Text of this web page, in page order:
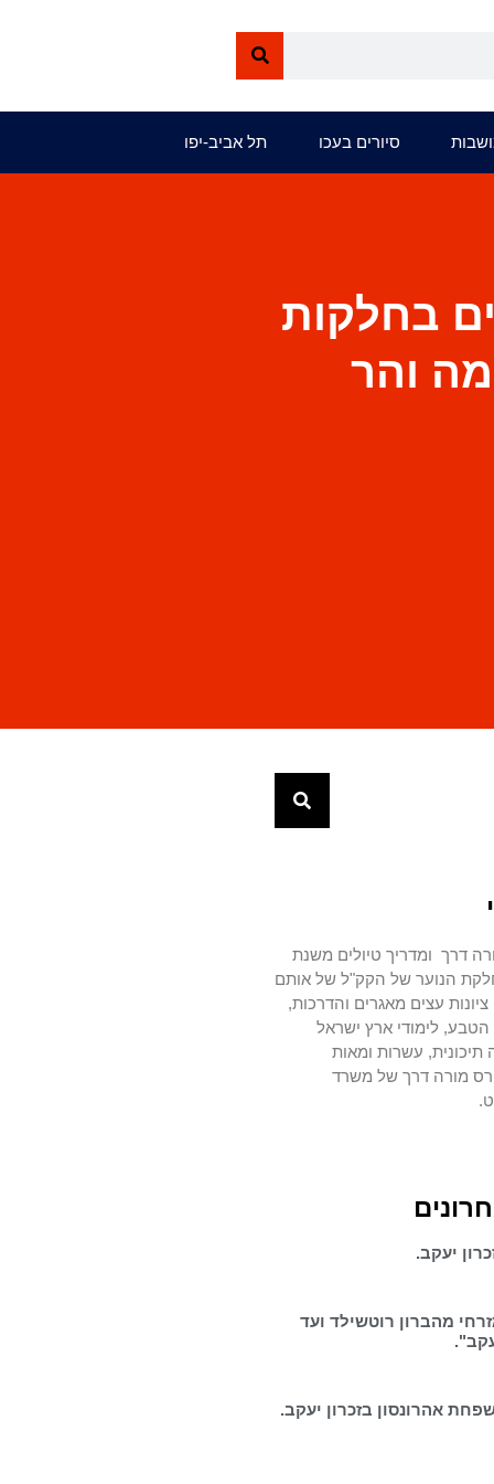
סיורים בעכו תל אביב-יפו
בחלקות
והר
דרך ומדריך טיולים משנת
הנוער של הקק"ל של אותם
עצים מאגרים והדרכות,
לימודי ארץ ישראל
תיכונית, עשרות ומאות
מורה דרך של משרד
יעקב.
מהברון רוטשילד ועד
אהרונסון בזכרון יעקב.